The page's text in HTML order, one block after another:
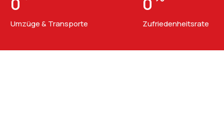
Umzüge & Transporte Zufriedenheitsrate